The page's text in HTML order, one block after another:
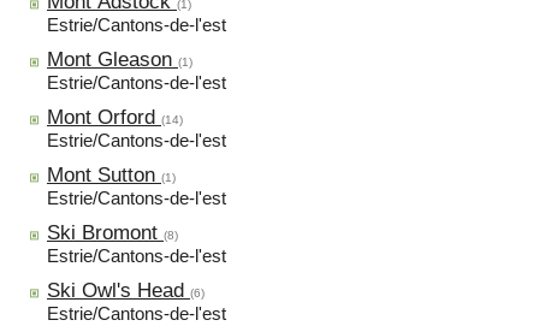
(1)
Estrie/Cantons-de-l'est
Mont Gleason (1)
Estrie/Cantons-de-l'est
Mont Orford (14)
Estrie/Cantons-de-l'est
Mont Sutton (1)
Estrie/Cantons-de-l'est
Ski Bromont (8)
Estrie/Cantons-de-l'est
Ski Owl's Head (6)
Estrie/Cantons-de-l'est